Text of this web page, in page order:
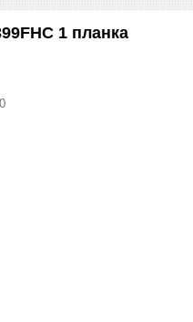
1 планка